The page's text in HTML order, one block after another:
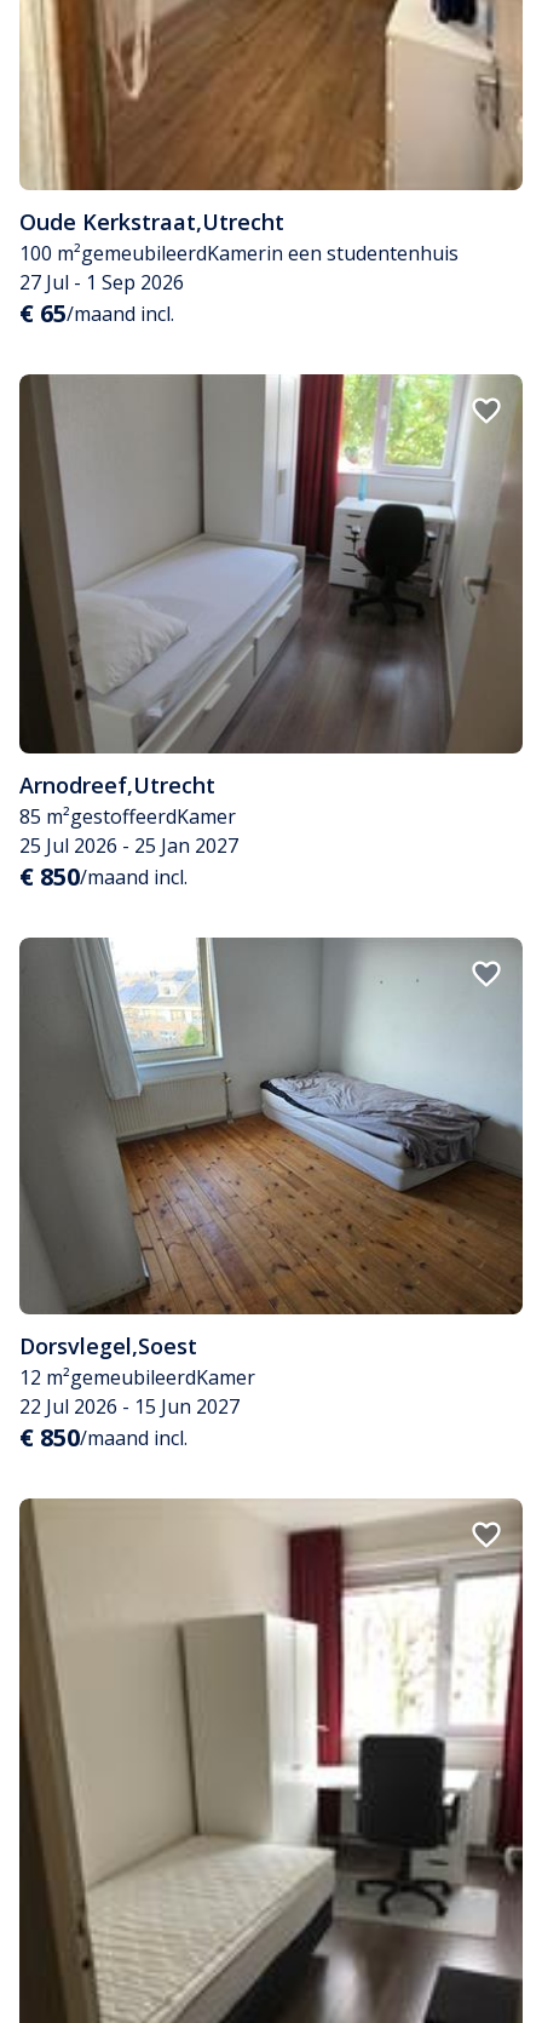
Oude Kerkstraat,Utrecht
100 m²gemeubileerdKamerin een studentenhuis
27 Jul - 1 Sep 2026
€ 65/maand incl.
Arnodreef,Utrecht
85 m²gestoffeerdKamer
25 Jul 2026 - 25 Jan 2027
€ 850/maand incl.
Dorsvlegel,Soest
12 m²gemeubileerdKamer
22 Jul 2026 - 15 Jun 2027
€ 850/maand incl.